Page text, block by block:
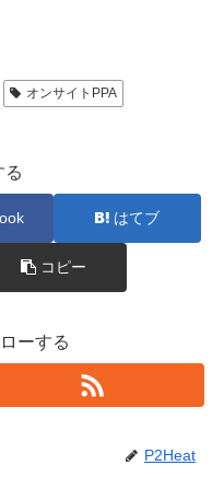
オンサイトPPA
る
はてブ
コピー
ーする
P2Heat